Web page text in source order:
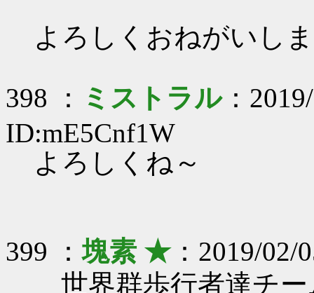
よろしくおねがいし
398 ： ミストラル：
ID:mE5Cnf1W
よろしくね～
399 ：塊素 ★：2019/02/
世界群歩行者達チー